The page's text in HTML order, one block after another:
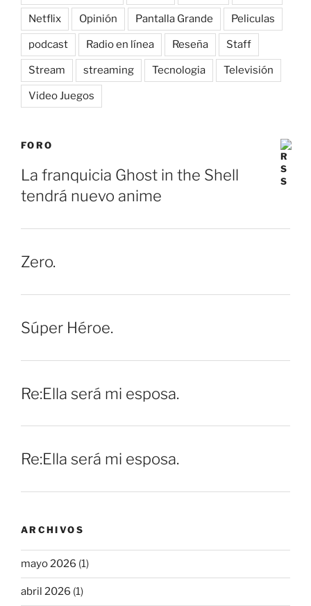
Netflix Opinión Pantalla Grande Peliculas
podcast Radio en línea Reseña Staff
Stream streaming Tecnologia Televisión
Video Juegos
FORO
La franquicia Ghost in the Shell
tendrá nuevo anime
Zero.
Súper Héroe.
Re:Ella será mi esposa.
Re:Ella será mi esposa.
ARCHIVOS
mayo 2026 (1)
abril 2026 (1)